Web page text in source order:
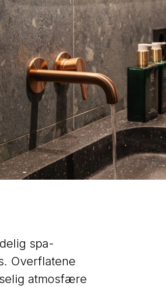
spa-
Overflatene
atmosfære